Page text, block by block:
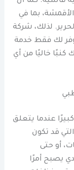
بما في
لذلك، شركة
لك فقط خدمة
خاليًا من أي
عندما يتعلق
قد تكون
أو حتى
يصبح أمرًا